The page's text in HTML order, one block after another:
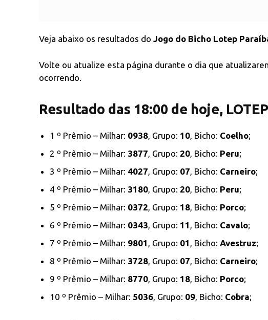
Veja abaixo os resultados do Jogo do Bicho Lotep
Volte ou atualize esta página durante o dia que
ocorrendo.
Resultado das 18:00 de hoje,
1 º Prêmio – Milhar: 0938, Grupo: 10, Bicho: Coelho;
2 º Prêmio – Milhar: 3877, Grupo: 20, Bicho: Peru;
3 º Prêmio – Milhar: 4027, Grupo: 07, Bicho: Carneiro;
4 º Prêmio – Milhar: 3180, Grupo: 20, Bicho: Peru;
5 º Prêmio – Milhar: 0372, Grupo: 18, Bicho: Porco;
6 º Prêmio – Milhar: 0343, Grupo: 11 , Bicho: Cavalo;
7 º Prêmio – Milhar: 9801 , Grupo: 01 , Bicho: Avestruz;
8 º Prêmio – Milhar: 3728, Grupo: 07, Bicho: Carneiro;
9 º Prêmio – Milhar: 8770, Grupo: 18, Bicho: Porco;
10 º Prêmio – Milhar: 5036, Grupo: 09, Bicho: Cobra;